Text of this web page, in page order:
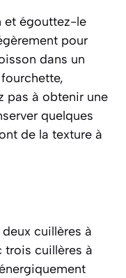
et égouttez-le
pour
dans un
pas à obtenir une
quelques
de la texture à
cuillères à
trois cuillères à